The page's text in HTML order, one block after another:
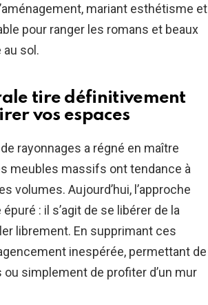
mariant esthétisme et
pour ranger les romans et beaux
sol.
tire définitivement
vos espaces
rayonnages a régné en maître
meubles massifs ont tendance à
volumes. Aujourd’hui, l’approche
: il s’agit de se libérer de la
librement. En supprimant ces
inespérée, permettant de
simplement de profiter d’un mur